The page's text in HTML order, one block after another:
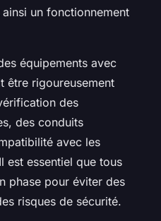
un fonctionnement
équipements avec
être rigoureusement
des
des conduits
avec les
est essentiel que tous
phase pour éviter des
risques de sécurité.